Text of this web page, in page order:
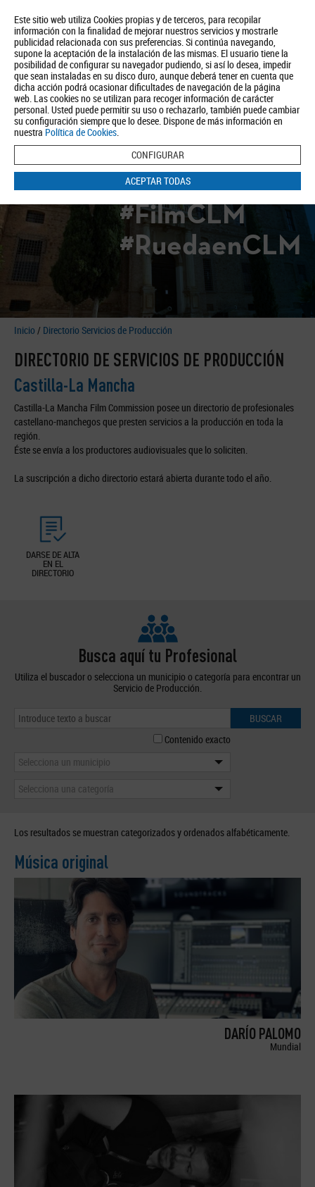
Este sitio web utiliza Cookies propias y de terceros, para recopilar
información con la finalidad de mejorar nuestros servicios y mostrarle
publicidad relacionada con sus preferencias. Si continúa navegando,
supone la aceptación de la instalación de las mismas. El usuario tiene la
posibilidad de configurar su navegador pudiendo, si así lo desea, impedir
que sean instaladas en su disco duro, aunque deberá tener en cuenta que
dicha acción podrá ocasionar dificultades de navegación de la página
web. Las cookies no se utilizan para recoger información de carácter
personal. Usted puede permitir su uso o rechazarlo, también puede cambiar
su configuración siempre que lo desee. Dispone de más información en
nuestra Política de Cookies.
CONFIGURAR
ACEPTAR TODAS
Quiénes somos Turismo Política de Privacidad Aviso Legal
Política de Cookies
BUSCAR
#FilmCLM
#RuedaenCLM
Inicio / Directorio Servicios de Producción
DIRECTORIO DE SERVICIOS DE PRODUCCIÓN
Castilla-La Mancha
Castilla-La Mancha Film Commission posee un directorio de profesionales
castellano-manchegos que presten servicios a la producción en toda la
región.
Éste se envía a los productores audiovisuales que lo soliciten.
La suscripción a dicho directorio estará abierta durante todo el año.
DARSE DE ALTA
EN EL
DIRECTORIO
Busca aquí tu Profesional
Utiliza el buscador o selecciona un municipio o categoría para encontrar un
Servicio de Producción.
BUSCAR
Contenido exacto
Selecciona un municipio
Selecciona una categoría
Los resultados se muestran categorizados y ordenados alfabéticamente.
Música original
DARÍO PALOMO
Mundial